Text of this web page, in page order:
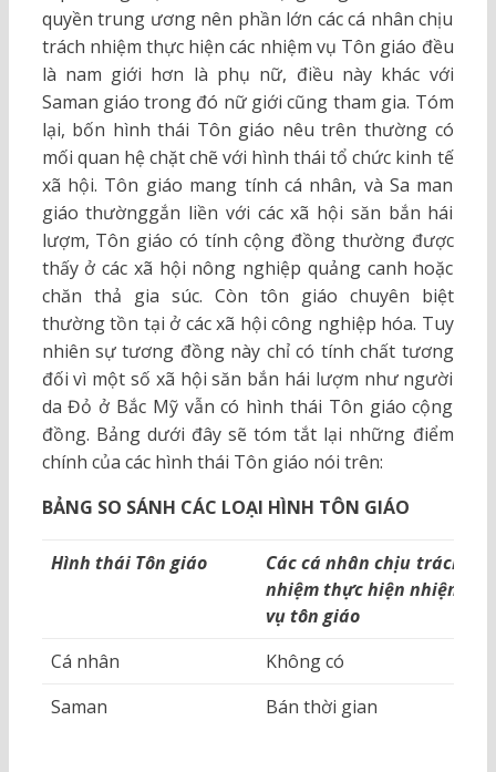
quyền trung ương nên phần lớn các cá nhân chịu
trách nhiệm thực hiện các nhiệm vụ Tôn giáo đều
là nam giới hơn là phụ nữ, điều này khác với
Saman giáo trong đó nữ giới cũng tham gia. Tóm
lại, bốn hình thái Tôn giáo nêu trên thường có
mối quan hệ chặt chẽ với hình thái tổ chức kinh tế
xã hội. Tôn giáo mang tính cá nhân, và Sa man
giáo thườnggắn liền với các xã hội săn bắn hái
lượm, Tôn giáo có tính cộng đồng thường được
thấy ở các xã hội nông nghiệp quảng canh hoặc
chăn thả gia súc. Còn tôn giáo chuyên biệt
thường tồn tại ở các xã hội công nghiệp hóa. Tuy
nhiên sự tương đồng này chỉ có tính chất tương
đối vì một số xã hội săn bắn hái lượm như người
da Đỏ ở Bắc Mỹ vẫn có hình thái Tôn giáo cộng
đồng. Bảng dưới đây sẽ tóm tắt lại những điểm
chính của các hình thái Tôn giáo nói trên:
BẢNG SO SÁNH CÁC LOẠI HÌNH TÔN GIÁO
Hình thái Tôn giáo
Các cá nhân chịu trách
nhiệm thực hiện nhiệm
vụ tôn giáo
Cá nhân Không có
Saman
Bán thời gian